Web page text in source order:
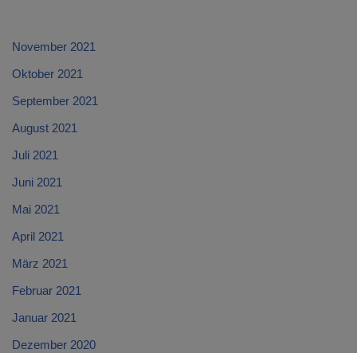
November 2021
Oktober 2021
September 2021
August 2021
Juli 2021
Juni 2021
Mai 2021
April 2021
März 2021
Februar 2021
Januar 2021
Dezember 2020